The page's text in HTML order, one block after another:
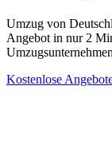
Umzug von
Angebot in nur 2
Kostenlose